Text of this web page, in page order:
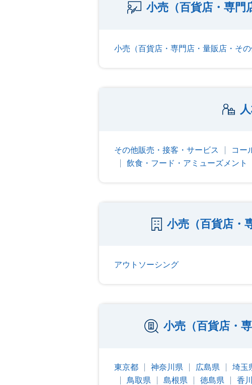
小売（百貨店・専門
小売（百貨店・専門店・量販店・そ
その他販売・接客・サービス コー
飲食・フード・アミューズメント
小売（百貨店・
アウトソーシング
小売（百貨店・
東京都 神奈川県 広島県 埼玉
鳥取県
島根県 徳島県 香